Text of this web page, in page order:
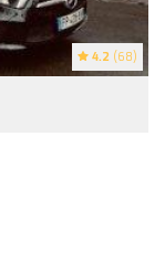
4.2 (68)